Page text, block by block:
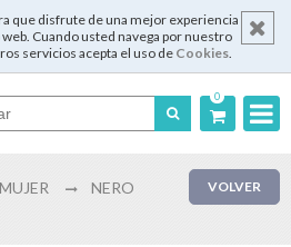
que disfrute de una mejor experiencia
Cuando usted navega por nuestro
servicios acepta el uso de Cookies.
0
VOLVER
MUJER
NERO